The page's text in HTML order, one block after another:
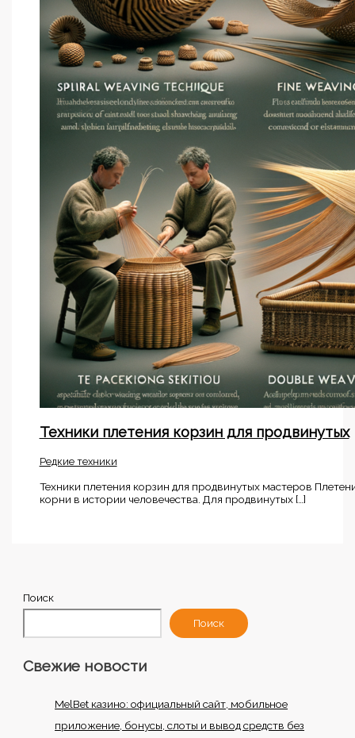
Техники плетения корзин для продвинутых
Редкие техники
Техники плетения корзин для продвинутых мастеров
корни в истории человечества. Для продвинутых […]
Поиск
Поиск
Свежие новости
MelBet казино: официальный сайт, мобильное
приложение, бонусы, слоты и вывод средств без